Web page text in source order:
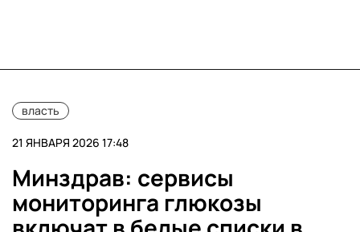
власть
21 ЯНВАРЯ 2026 17:48
Минздрав: сервисы
мониторинга глюкозы